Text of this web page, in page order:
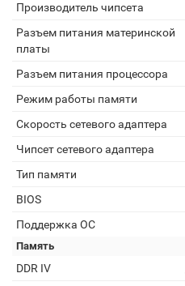
Производитель чипсета
Разъем питания материнской
платы
Разъем питания процессора
Режим работы памяти
Скорость сетевого адаптера
Чипсет сетевого адаптера
Тип памяти
BIOS
Поддержка ОС
Память
DDR IV